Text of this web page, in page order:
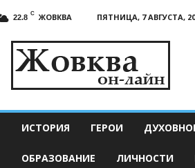
22.8 C ЖОВКВА ПЯТНИЦА, 7 АВГУСТА,
онлайн
новости
ИСТОРИЯ ГЕРОИ
ОБРАЗОВАНИЕ ЛИЧНОСТИ